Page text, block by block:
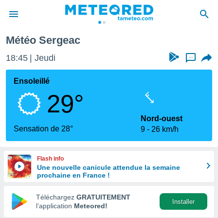
de
en
Météo Sergeac
18:45 Jeudi ...
Ensoleillé
29°
Sensation de 28°
Nord-ouest
9
26 km/h
Flash info
Une nouvelle canicule attendue la semaine
prochaine en France !
Téléchargez GRATUITEMENT
l’application Meteored!
Installer